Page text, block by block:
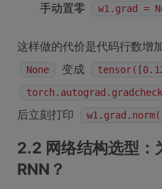
手动置零
w1.grad =
这样做的代价是代码行数增
None 变成
torch.autograd.gradcheck
后立刻打印
2.2 网络结构选型：
RNN？